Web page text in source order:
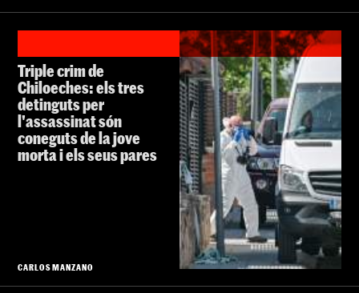
Triple crim de
Chiloeches: els tres
detinguts per
l'assassinat són
coneguts de la jove
morta i els seus pares
CARLOS MANZANO